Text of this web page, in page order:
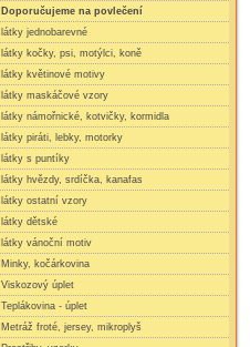
Doporučujeme na povlečení
látky jednobarevné
látky kočky, psi, motýlci, koně
látky květinové motivy
látky maskáčové vzory
látky námořnické, kotvičky, kormidla
látky piráti, lebky, motorky
látky s puntíky
látky hvězdy, srdíčka, kanafas
látky ostatní vzory
látky dětské
látky vánoční motiv
Minky, kočárkovina
Viskozový úplet
Teplákovina - úplet
Metráž froté, jersey, mikroplyš